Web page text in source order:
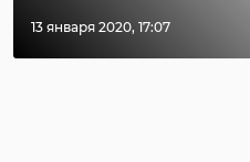
13 января 2020, 17:07